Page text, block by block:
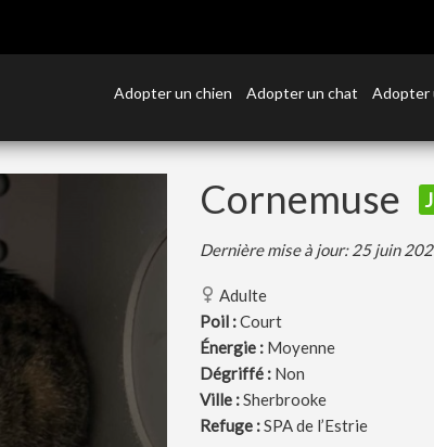
Adopter un chien Adopter un chat Adopter
Cornemuse
Dernière mise à jour: 25 juin
Adulte
Poil :Court
Énergie : Moyenne
Dégriffé : Non
Ville :Sherbrooke
Refuge :SPA de l’Estrie